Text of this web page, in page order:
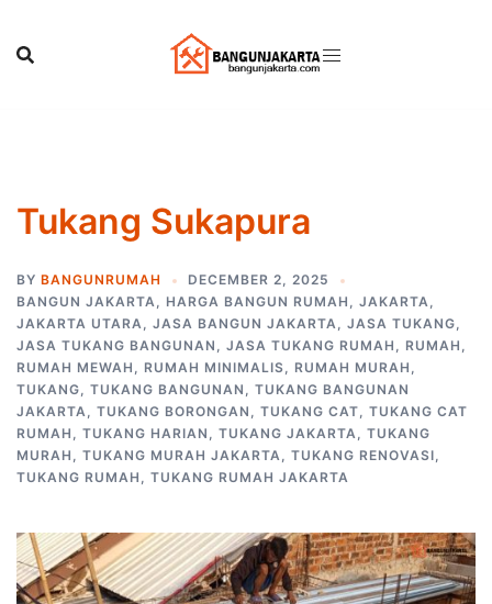
content
Tukang Sukapura
BY BANGUNRUMAH
DECEMBER 2, 2025
BANGUN JAKARTA, HARGA BANGUN RUMAH , JAKARTA,
JAKARTA UTARA, JASA BANGUN JAKARTA, JASA TUKANG,
JASA TUKANG BANGUNAN , JASA TUKANG RUMAH , RUMAH ,
RUMAH MEWAH , RUMAH MINIMALIS, RUMAH MURAH ,
TUKANG, TUKANG BANGUNAN , TUKANG BANGUNAN
JAKARTA, TUKANG BORONGAN , TUKANG CAT, TUKANG CAT
RUMAH , TUKANG HARIAN , TUKANG JAKARTA, TUKANG
MURAH , TUKANG MURAH JAKARTA, TUKANG RENOVASI,
TUKANG RUMAH , TUKANG RUMAH JAKARTA